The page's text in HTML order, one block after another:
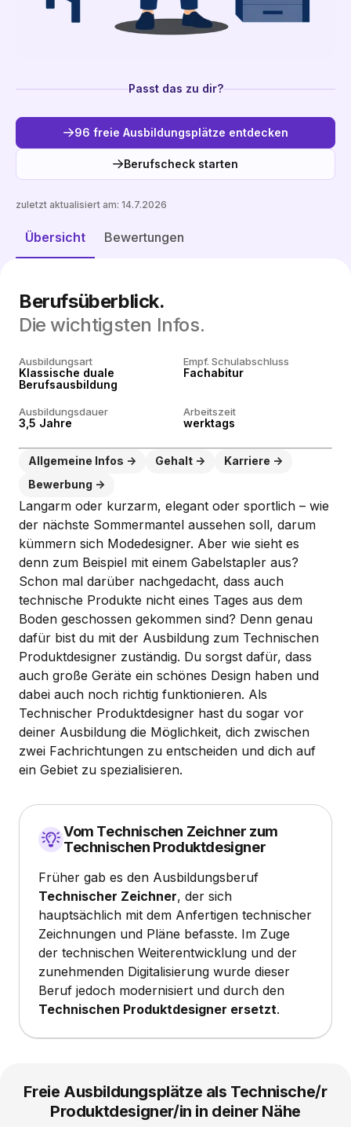
Passt das zu dir?
96 freie Ausbildungsplätze entdecken
Berufscheck starten
Übersicht Bewertungen
zuletzt aktualisiert am: 14.7.2026
Berufsüberblick.
Die wichtigsten Infos.
Ausbildungsart
Klassische duale
Berufsausbildung
Empf. Schulabschluss
Fachabitur
Ausbildungsdauer
3,5 Jahre
Arbeitszeit
werktags
Allgemeine Infos Gehalt
Karriere
Bewerbung
Langarm oder kurzarm, elegant oder sportlich – wie
der nächste Sommermantel aussehen soll, darum
kümmern sich Modedesigner. Aber wie sieht es
denn zum Beispiel mit einem Gabelstapler aus?
Schon mal darüber nachgedacht, dass auch
technische Produkte nicht eines Tages aus dem
Boden geschossen gekommen sind? Denn genau
dafür bist du mit der Ausbildung zum Technischen
Produktdesigner zuständig. Du sorgst dafür, dass
auch große Geräte ein schönes Design haben und
dabei auch noch richtig funktionieren. Als
Technischer Produktdesigner hast du sogar vor
deiner Ausbildung die Möglichkeit, dich zwischen
zwei Fachrichtungen zu entscheiden und dich auf
ein Gebiet zu spezialisieren.
Vom Technischen Zeichner zum
Technischen Produktdesigner
Früher gab es den Ausbildungsberuf
Technischer Zeichner, der sich
hauptsächlich mit dem Anfertigen technischer
Zeichnungen und Pläne befasste. Im Zuge
der technischen Weiterentwicklung und der
zunehmenden Digitalisierung wurde dieser
Beruf jedoch modernisiert und durch den
Technischen Produktdesigner ersetzt.
Freie Ausbildungsplätze als Technische/r
Produktdesigner/in in deiner Nähe